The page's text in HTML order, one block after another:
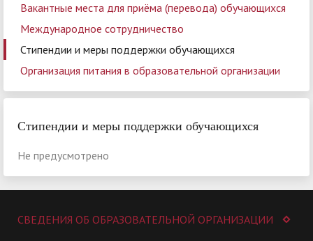
Вакантные места для приёма (перевода) обучающихся
Международное сотрудничество
Стипендии и меры поддержки обучающихся
Организация питания в образовательной организации
Стипендии и меры поддержки обучающихся
Не предусмотрено
СВЕДЕНИЯ ОБ ОБРАЗОВАТЕЛЬНОЙ ОРГАНИЗАЦИИ